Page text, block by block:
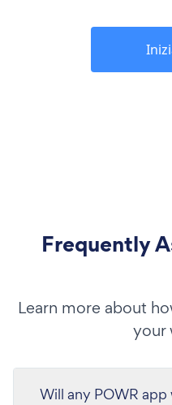
Frequently
Learn more about
your
Will any POWR